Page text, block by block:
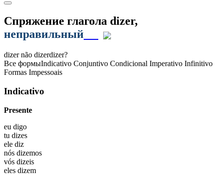
Спряжение глагола dizer,
неправильный
dizernão dizerdizer?
Все формыIndicativo Conjuntivo Condicional Imperativo Infinitivo
Formas Impessoais
Indicativo
Presente
eu digo
tu dizes
ele diz
nós dizemos
vós dizeis
eles dizem